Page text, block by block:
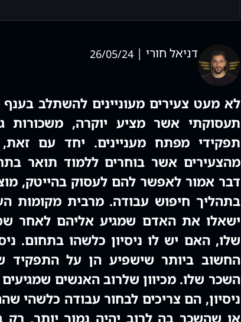
דניאל חורי |26/05/24
לא מעט צעירים מעוניינים להשתלב
תעסוקתי אשר מציע יוקרה, משכורות
תפקידי מפתח מעניינים. יחד עם
מהצעירים אשר בוחרים ללמוד תואר
דבר אמור לאפשר להם לעסוק בהייטק,
בתהליך חיפוש עבודה. מרבית מקומות
ישאלו את האדם שמגיע אליהם לאחר
שלו, האם יש לו ניסיון כלשהו בתחום.
החשוב ביותר שישפיע הן על התפקיד
השכר שלו. מכיוון שלרוב האנשים
ניסיון, הם צריכים לבחור עבודה כלשהי
או שהשכר בה לרוב יהיה נמוך יותר, רק